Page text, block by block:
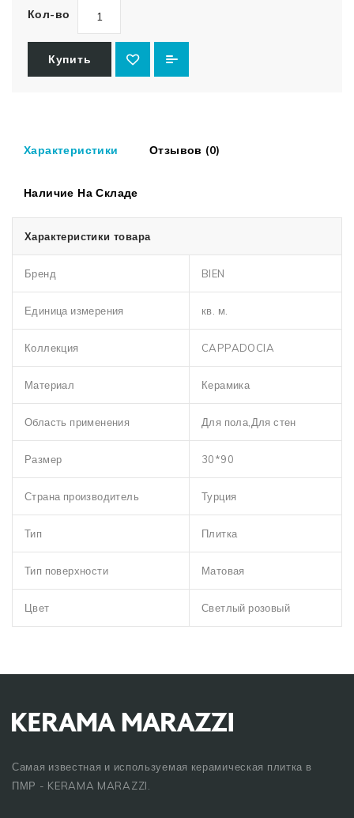
Кол-во
Купить
Характеристики Отзывов (0)
Наличие На Складе
Характеристики товара
Бренд BIEN
Единица измерения кв. м.
Коллекция CAPPADOCIA
Материал Керамика
Область применения Для пола,Для стен
Размер 30*90
Страна производитель Турция
Тип Плитка
Тип поверхности Матовая
Цвет Светлый розовый
Самая известная и используемая керамическая плитка в
ПМР - KERAMA MARAZZI.